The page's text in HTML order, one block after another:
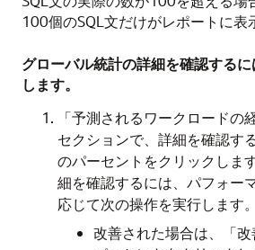
100個のSQL文だけがレポートに表
グローバル統計の詳細を確認する
します。
「予測されるワークロードの
セクションで、詳細を確認す
のパーセントをクリックしま
細を確認するには、パフォー
応じて次の操作を実行します。
改善された場合は、「